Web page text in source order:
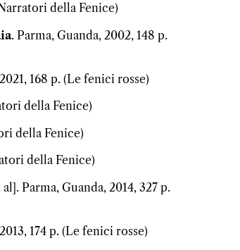
della Fenice)
. Parma, Guanda, 2002, 148 p.
168 p. (Le fenici rosse)
della Fenice)
della Fenice)
della Fenice)
Parma, Guanda, 2014, 327 p.
174 p. (Le fenici rosse)